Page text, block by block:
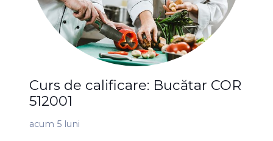
Curs de calificare: Bucătar COR
512001
acum 5 luni